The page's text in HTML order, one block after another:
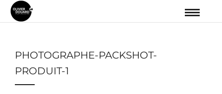
PHOTOGRAPHE-PACKSHOT-
PRODUIT-1